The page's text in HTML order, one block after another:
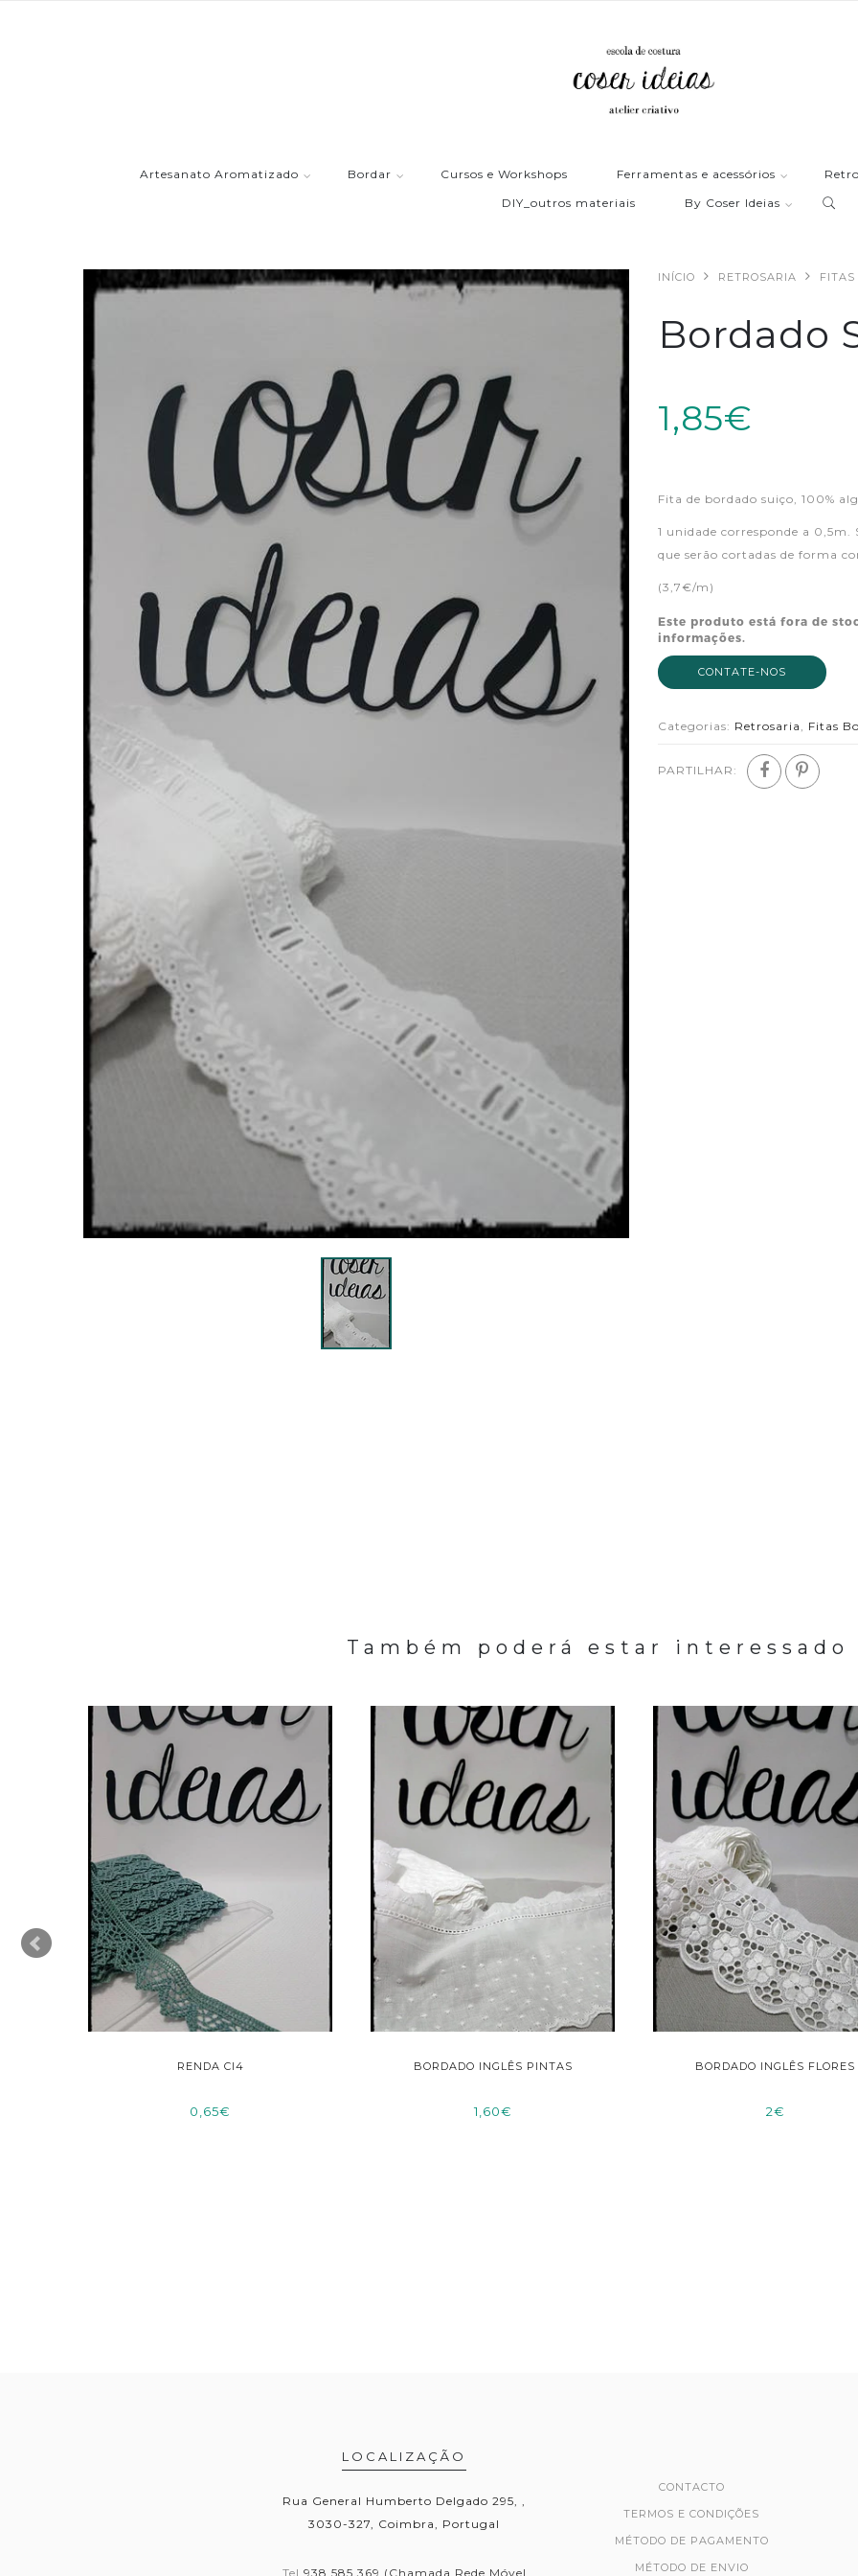
Artesanato Aromatizado Bordar Cursos e Workshops Ferramentas e acessórios
DIY_outros materiais
By Coser Ideias
INÍCIO RETROSARIA
Bordado
1,85€
Fita de bordado suiço, 100%
1 unidade corresponde a 0,5m.
que serão cortadas de forma
(3,7€/m)
Este produto está fora de
informações.
CONTATE-NOS
Categorias: Retrosaria , Fitas
PARTILHAR:
Também poderá estar interessado
RENDA CI4
0,65€
BORDADO INGLÊS PINTAS
1,60€
BORDADO INGLÊS FLORES
2€
LOCALIZAÇÃO
Rua General Humberto Delgado 295, ,
3030-327, Coimbra, Portugal
Tel 938 585 369 (Chamada Rede Móvel
CONTACTO
TERMOS E CONDIÇÕES
MÉTODO DE PAGAMENTO
MÉTODO DE ENVIO